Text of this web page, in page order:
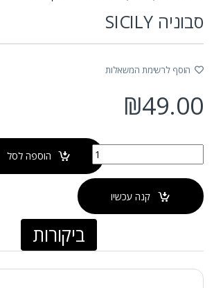
סבוניה SICILY
הוסף לרשימת המשאלות
₪49.00
הוספה לסל
קנה עכשיו
ביקורות